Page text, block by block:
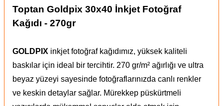
Toptan Goldpix 30x40 İnkjet Fotoğraf
Kağıdı - 270gr
GOLDPIX inkjet fotoğraf kağıdımız, yüksek kaliteli
baskılar için ideal bir tercihtir. 270 gr/m² ağırlığı ve ultra
beyaz yüzeyi sayesinde fotoğraflarınızda canlı renkler
ve keskin detaylar sağlar. Mürekkep püskürtmeli